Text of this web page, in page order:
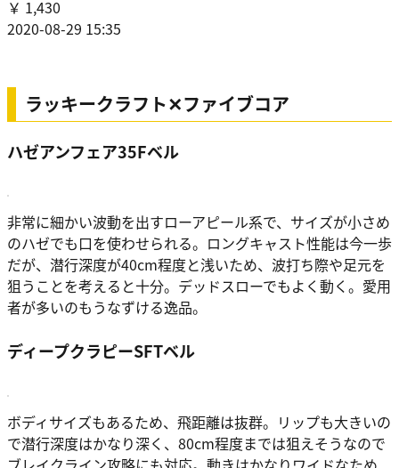
￥ 1,430
2020-08-29 15:35
ラッキークラフト✕ファイブコア
ハゼアンフェア35Fベル
非常に細かい波動を出すローアピール系で、サイズが小さめ
のハゼでも口を使わせられる。ロングキャスト性能は今一歩
だが、潜行深度が40cm程度と浅いため、波打ち際や足元を
狙うことを考えると十分。デッドスローでもよく動く。愛用
者が多いのもうなずける逸品。
ディープクラピーSFTベル
ボディサイズもあるため、飛距離は抜群。リップも大きいの
で潜行深度はかなり深く、80cm程度までは狙えそうなので